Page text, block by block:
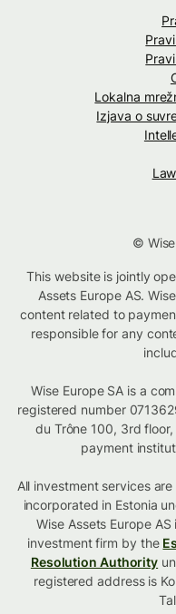
Lokalna
Izjava o
©
This website is jointly
Assets Europe AS.
content related to
responsible for any
Wise Europe SA is a
registered number
du Trône 100, 3rd
payment
All investment services
incorporated in Estonia
Wise Assets Europe
investment firm by the
Resolution Authority
registered address is